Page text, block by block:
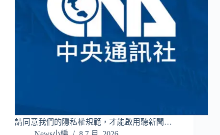
請同意我們的隱私權規範，才能啟用聽新聞…